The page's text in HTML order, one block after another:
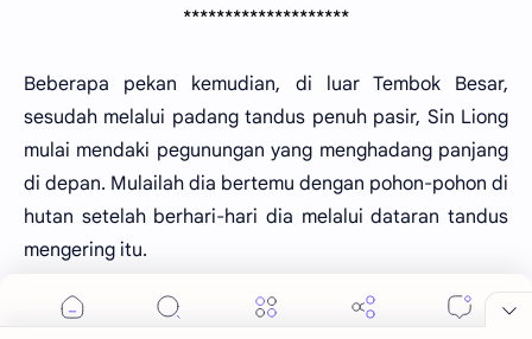
********************
Beberapa pekan kemudian, di luar Tembok Besar,
sesudah melalui padang tandus penuh pasir, Sin Liong
mulai mendaki pegunungan yang menghadang panjang
di depan. Mulailah dia bertemu dengan pohon-pohon di
hutan setelah berhari-hari dia melalui dataran tandus
mengering itu.
Tujuannya hanya satu. Mencari dan menemukan